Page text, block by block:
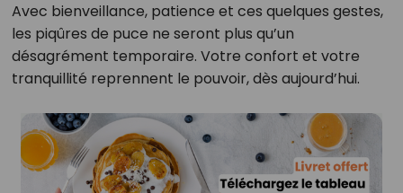
Avec bienveillance, patience et ces quelques gestes,
les piqûres de puce ne seront plus qu’un
désagrément temporaire. Votre confort et votre
tranquillité reprennent le pouvoir, dès aujourd’hui.